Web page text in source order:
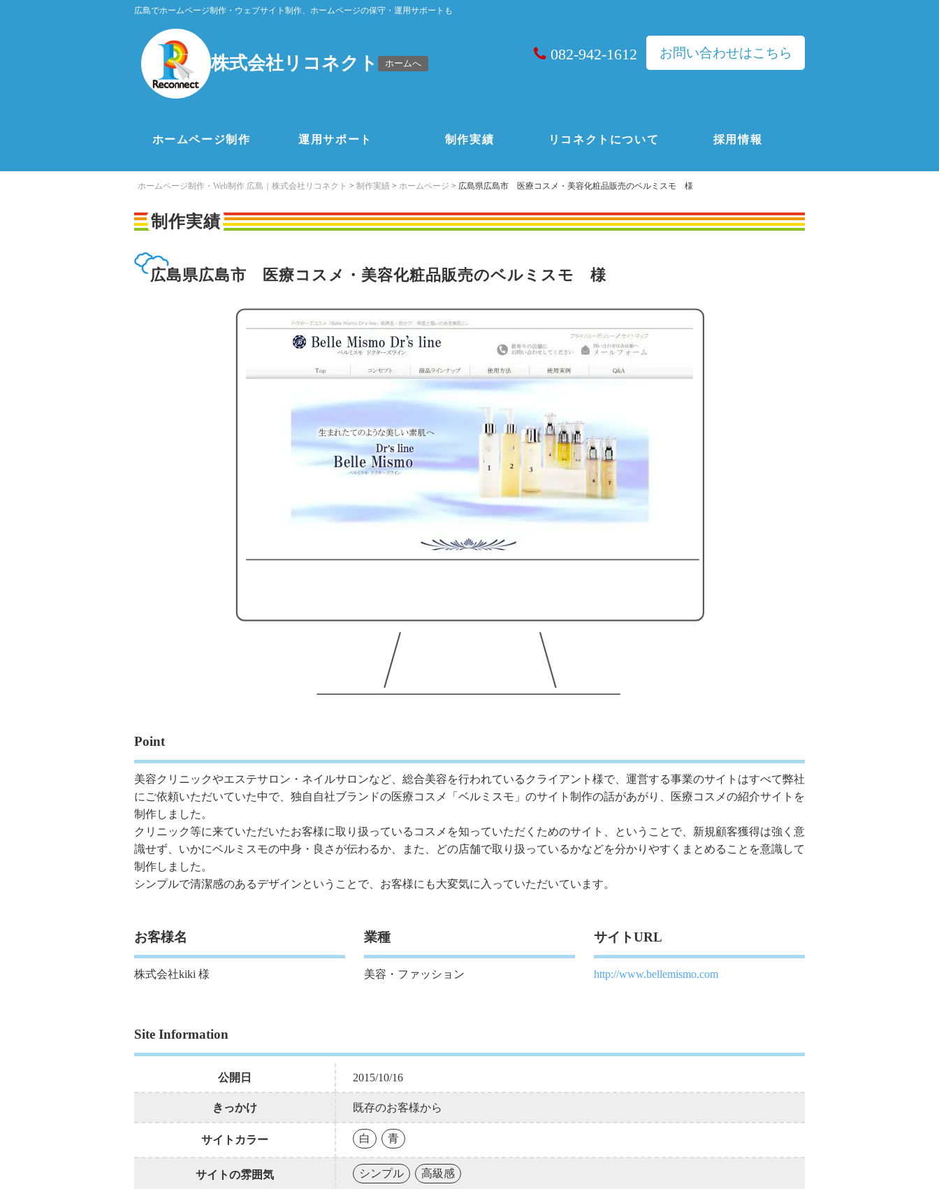
広島でホームページ制作・ウェブサイト制作、ホームページの保守・運用サポートも
株式会社リコネクト ホームへ
082-942-1612 お問い合わせはこちら
ホームページ制作 運用サポート 制作実績 リコネクトについて 採用情報
ホームページ制作・Web制作 広島｜株式会社リコネクト > 制作実績 > ホームページ > 広島県広島市 医療コスメ・美容化粧品販売のベルミスモ 様
制作実績
広島県広島市 医療コスメ・美容化粧品販売のベルミスモ 様
Point
美容クリニックやエステサロン・ネイルサロンなど、総合美容を行われているクライアント様で、運営する事業のサイトはすべて弊社
にご依頼いただいていた中で、独自自社ブランドの医療コスメ「ベルミスモ」のサイト制作の話があがり、医療コスメの紹介サイトを
制作しました。
クリニック等に来ていただいたお客様に取り扱っているコスメを知っていただくためのサイト、ということで、新規顧客獲得は強く意
識せず、いかにベルミスモの中身・良さが伝わるか、また、どの店舗で取り扱っているかなどを分かりやすくまとめることを意識して
制作しました。
シンプルで清潔感のあるデザインということで、お客様にも大変気に入っていただいています。
お客様名
株式会社kiki 様
業種
美容・ファッション
サイトURL
http://www.bellemismo.com
Site Information
公開日 2015/10/16
きっかけ 既存のお客様から
サイトカラー 白 青
サイトの雰囲気 シンプル 高級感